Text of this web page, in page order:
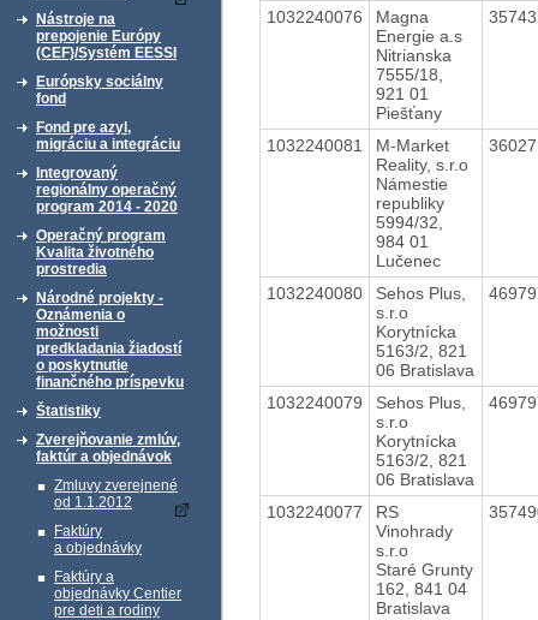
Nástroje na
prepojenie Európy
(CEF)/Systém EESSI
Európsky sociálny
fond
Fond pre azyl,
migráciu a integráciu
Integrovaný
regionálny operačný
program 2014 - 2020
Operačný program
Kvalita životného
prostredia
Národné projekty -
Oznámenia o
možnosti
predkladania žiadostí
o poskytnutie
finančného príspevku
Štatistiky
Zverejňovanie zmlúv,
faktúr a objednávok
Zmluvy zverejnené
od 1.1.2012
Faktúry
a objednávky
Faktúry a
objednávky Centier
pre deti a rodiny
1032240076
Magna
Energie a.s
Nitrianska
7555/18,
921 01
Piešťany
1032240081
M-Market
Reality, s.r.o
Námestie
republiky
5994/32,
984 01
Lučenec
1032240080
Sehos Plus,
s.r.o
Korytnícka
5163/2, 821
06 Bratislava
1032240079
Sehos Plus,
s.r.o
Korytnícka
5163/2, 821
06 Bratislava
1032240077
RS
Vinohrady
s.r.o
Staré Grunty
162, 841 04
Bratislava